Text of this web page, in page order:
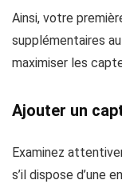
Ainsi, votre
supplémentaires
maximiser les
Ajouter un
Examinez
s’il dispose d’une